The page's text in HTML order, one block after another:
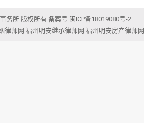
务所 版权所有 备案号:闽ICP备18019080号-2
律师网 福州明安继承律师网 福州明安房产律师网